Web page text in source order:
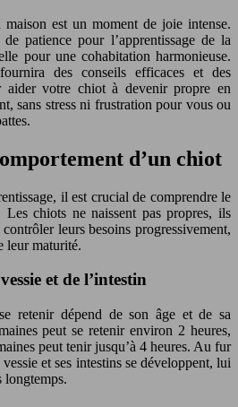
est un moment de joie intense.
patience pour l’apprentissage de la
pour une cohabitation harmonieuse.
des conseils efficaces et des
aider votre chiot à devenir propre en
sans stress ni frustration pour vous ou
d’un chiot
il est crucial de comprendre le
Les chiots ne naissent pas propres, ils
leurs besoins progressivement,
leur maturité.
et de l’intestin
retenir dépend de son âge et de sa
peut se retenir environ 2 heures,
peut tenir jusqu’à 4 heures. Au fur
et ses intestins se développent, lui
longtemps.